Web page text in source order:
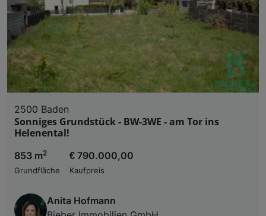
2500 Baden
Sonniges Grundstück - BW-3WE - am Tor ins
Helenental!
853 m2
Grundfläche
€ 790.000,00
Kaufpreis
Anita Hofmann